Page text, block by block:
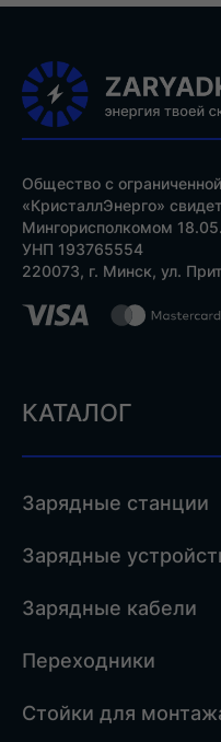
Общество с
«КристаллЭнерго»
Мингорисполкомом
УНП 193765554
220073, г. Минск, ул.
КАТАЛОГ
Зарядные станции
Зарядные
Зарядные кабели
Переходники
Стойки для